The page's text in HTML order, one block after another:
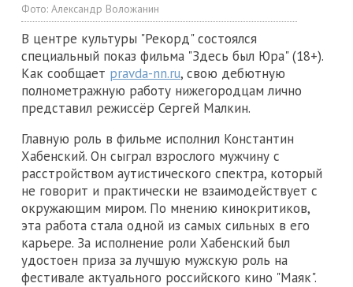
Фото: Александр Воложанин
В центре культуры "Рекорд" состоялся
специальный показ фильма "Здесь был Юра" (18+).
Как сообщает pravda-nn.ru, свою дебютную
полнометражную работу нижегородцам лично
представил режиссёр Сергей Малкин.
Главную роль в фильме исполнил Константин
Хабенский. Он сыграл взрослого мужчину с
расстройством аутистического спектра, который
не говорит и практически не взаимодействует с
окружающим миром. По мнению кинокритиков,
эта работа стала одной из самых сильных в его
карьере. За исполнение роли Хабенский был
удостоен приза за лучшую мужскую роль на
фестивале актуального российского кино "Маяк".